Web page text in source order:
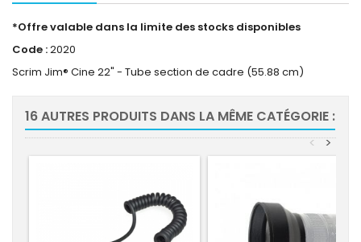
*Offre valable dans la limite des stocks disponibles
Code :2020
Scrim Jim® Cine 22" - Tube section de cadre (55.88 cm)
16 AUTRES PRODUITS DANS LA MÊME CATÉGORIE :
>
<